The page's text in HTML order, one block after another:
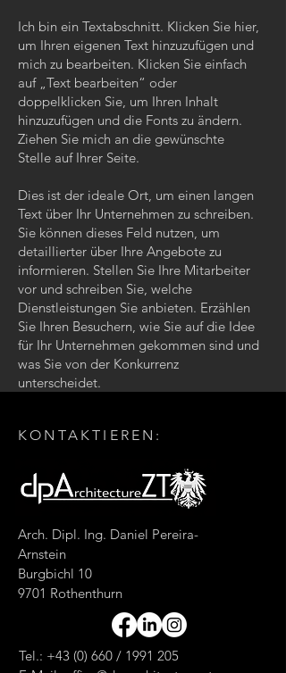
Ich bin ein Textabschnitt. Klicken Sie hier,
um Ihren eigenen Text hinzuzufügen und
mich zu bearbeiten. Klicken Sie einfach
auf „Text bearbeiten“ oder
doppelklicken Sie, um Ihren Inhalt
hinzuzufügen und die Fonts zu ändern.
Ziehen Sie mich an die gewünschte
Stelle auf Ihrer Seite.
Dies ist der ideale Ort, um einen langen
Text über Ihr Unternehmen zu schreiben.
Sie können dieses Feld nutzen, um
detaillierter über Ihre Angebote zu
informieren. Stellen Sie Ihre Mitarbeiter
vor und schreiben Sie, welche
Dienstleistungen Sie anbieten. Erzählen
Sie Ihren Besuchern, wie Sie auf die Idee
für Ihr Unternehmen gekommen sind und
was Sie von der Konkurrenz
unterscheidet.
KONTAKTIEREN:
Arch. Dipl. Ing. Daniel Pereira-
Arnstein
Burgbichl 10
9701 Rothenthurn
Tel.: +43 (0) 660 / 1991 205